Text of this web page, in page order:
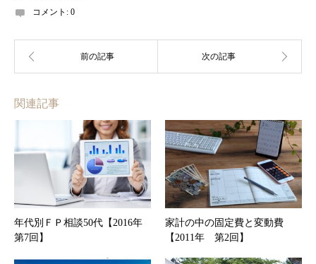
コメント: 0
関連記事
年代別ＦＰ相談50代【2016年
第7回】
家計の中の固定費と変動費
【2011年 第2回】